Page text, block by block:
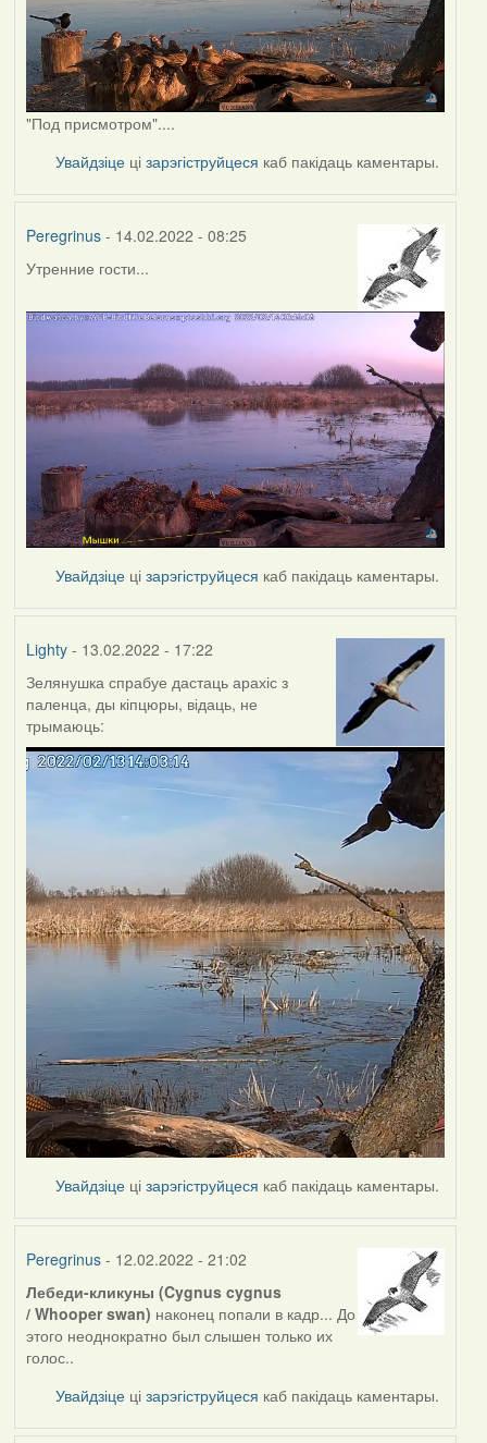
"Под присмотром"....
Увайдзіце цізарэгіструйцеся каб пакідаць каментары.
Peregrinus- 14.02.2022 - 08:25
Утренние гости...
Увайдзіце цізарэгіструйцеся каб пакідаць каментары.
Lighty- 13.02.2022 - 17:22
Зелянушка спрабуе дастаць арахіс з
паленца, ды кіпцюры, відаць, не
трымаюць:
Увайдзіце цізарэгіструйцеся каб пакідаць каментары.
Peregrinus- 12.02.2022 - 21:02
Лебеди-кликуны (Cygnus cygnus
/ Whooper swan) наконец попали в кадр... До
этого неоднократно был слышен только их
голос..
Увайдзіце цізарэгіструйцеся каб пакідаць каментары.